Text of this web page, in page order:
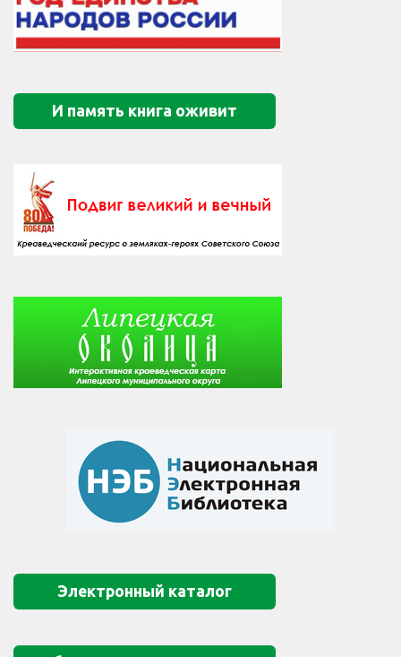
И память книга оживит
Электронный каталог